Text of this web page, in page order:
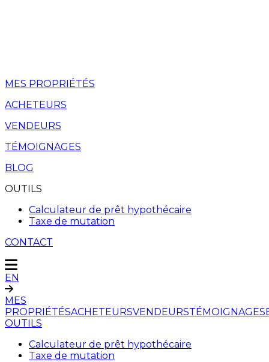
MES PROPRIÉTÉS
ACHETEURS
VENDEURS
TÉMOIGNAGES
BLOG
OUTILS
Calculateur de prêt hypothécaire
Taxe de mutation
CONTACT
EN
MES
PROPRIÉTÉSACHETEURSVENDEURSTÉMOIGNAGES
OUTILS
Calculateur de prêt hypothécaire
Taxe de mutation